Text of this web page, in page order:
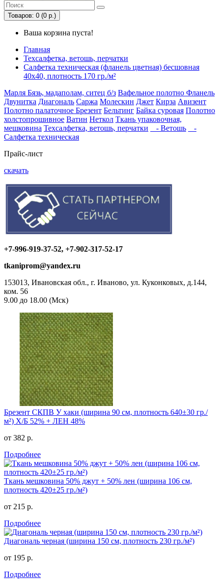
Товаров: 0 (0 р.)
Ваша корзина пуста!
Главная
Техсалфетка, ветошь, перчатки
Салфетка техническая (фланель цветная) бесшовная
40х40, плотность 170 гр./м²
Марля Бязь, мадаполам, ситец б/з Вафельное полотно Фланель
Двунитка Диагональ Саржа Молескин Джет Кирза Авизент
Полотно палаточное Брезент Бельтинг Байка суровая Полотно
холстопрошивное Ватин Неткол Ткань упаковочная,
мешковина Техсалфетка, ветошь, перчатки - Ветошь
-
Салфетка техническая
Прайс-лист
скачать
+7-996-919-37-52, +7-902-317-52-17
tkaniprom@yandex.ru
153013, Ивановская обл., г. Иваново, ул. Куконковых, д.144,
ком. 56
9.00 до 18.00 (Мск)
Брезент СКПВ У хаки (ширина 90 см, плотность 640±30 гр./
м²) Х/Б 52% + ЛЕН 48%
от 382 р.
Подробнее
Ткань мешковина 50% джут + 50% лен (ширина 106 см,
плотность 420±25 гр./м²)
от 215 р.
Подробнее
Диагональ черная (ширина 150 см, плотность 230 гр./м²)
от 195 р.
Подробнее